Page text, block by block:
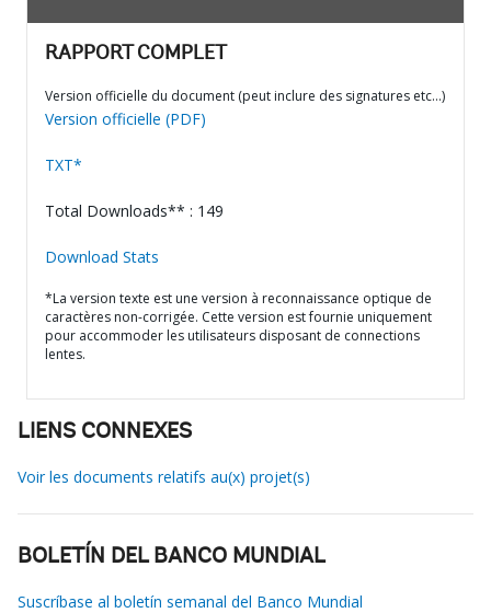
RAPPORT COMPLET
Version officielle du document (peut inclure des signatures etc…)
Version officielle (PDF)
TXT*
Total Downloads** : 149
Download Stats
*La version texte est une version à reconnaissance optique de
caractères non-corrigée. Cette version est fournie uniquement
pour accommoder les utilisateurs disposant de connections
lentes.
LIENS CONNEXES
Voir les documents relatifs au(x) projet(s)
BOLETÍN DEL BANCO MUNDIAL
Suscríbase al boletín semanal del Banco Mundial